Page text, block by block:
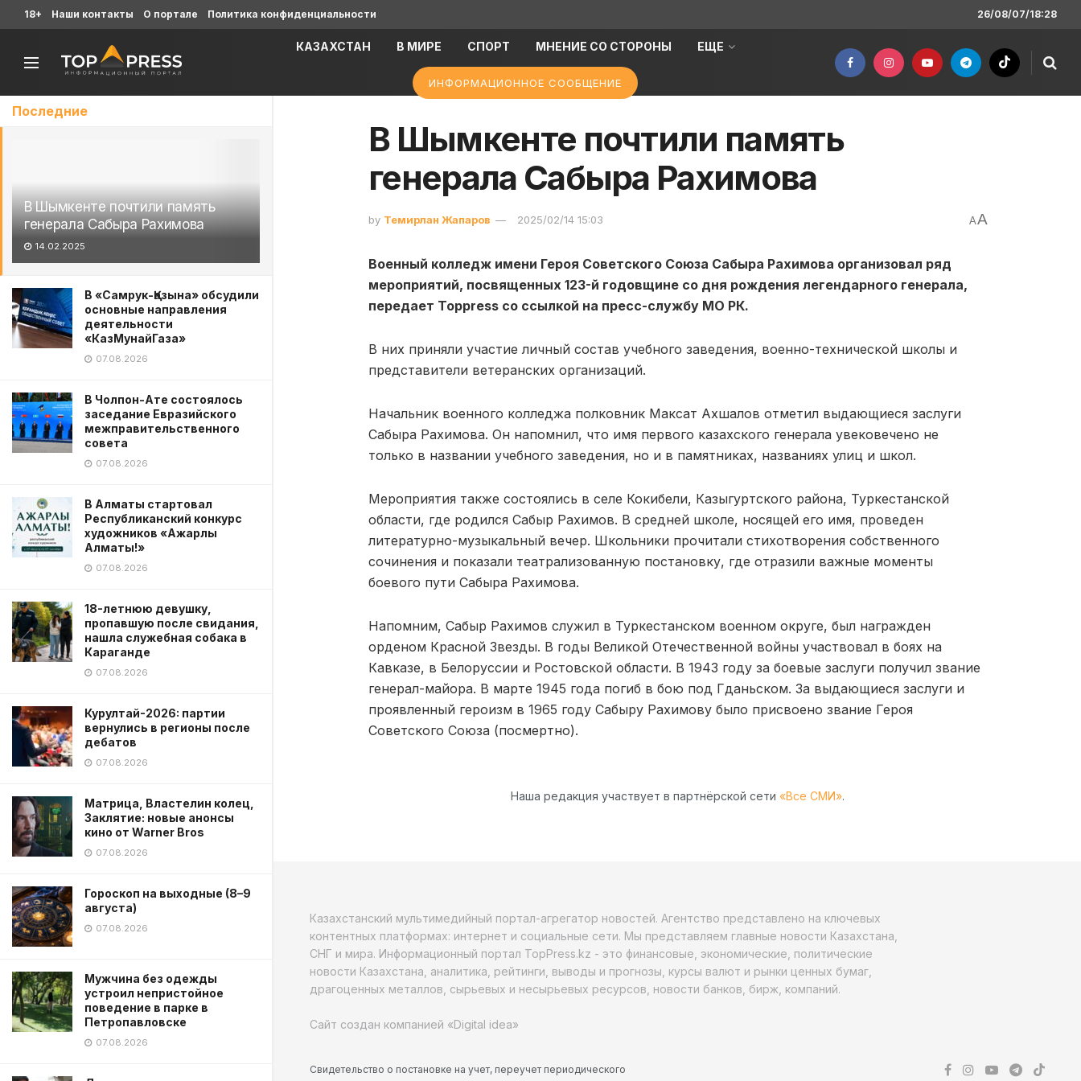
Последние
В Шымкенте почтили память
генерала Сабыра Рахимова
14.02.2025
В «Самрук-Қазына» обсудили
основные направления
деятельности
«КазМунайГаза»
07.08.2026
В Чолпон-Ате состоялось
заседание Евразийского
межправительственного
совета
07.08.2026
В Алматы стартовал
Республиканский конкурс
художников «Ажарлы
Алматы!»
07.08.2026
18-летнюю девушку,
пропавшую после свидания,
нашла служебная собака в
Караганде
07.08.2026
Курултай-2026: партии
вернулись в регионы после
дебатов
07.08.2026
Матрица, Властелин колец,
Заклятие: новые анонсы
кино от Warner Bros
07.08.2026
Гороскоп на выходные (8–9
августа)
07.08.2026
Мужчина без одежды
устроил непристойное
поведение в парке в
Петропавловске
07.08.2026
18+ Наши контакты О портале Политика конфиденциальности 26/08/07/18:28
КАЗАХСТАН В МИРЕ СПОРТ МНЕНИЕ СО СТОРОНЫ ЕЩЕ
ИНФОРМАЦИОННОЕ СООБЩЕНИЕ
В Шымкенте почтили память
генерала Сабыра Рахимова
by Темирлан Жапаров 2025/02/14 15:03 AA
Военный колледж имени Героя Советского Союза Сабыра Рахимова организовал ряд
мероприятий, посвященных 123-й годовщине со дня рождения легендарного генерала,
передает Toppress со ссылкой на пресс-службу МО РК.
В них приняли участие личный состав учебного заведения, военно-технической школы и
представители ветеранских организаций.
Начальник военного колледжа полковник Максат Ахшалов отметил выдающиеся заслуги
Сабыра Рахимова. Он напомнил, что имя первого казахского генерала увековечено не
только в названии учебного заведения, но и в памятниках, названиях улиц и школ.
Мероприятия также состоялись в селе Кокибели, Казыгуртского района, Туркестанской
области, где родился Сабыр Рахимов. В средней школе, носящей его имя, проведен
литературно-музыкальный вечер. Школьники прочитали стихотворения собственного
сочинения и показали театрализованную постановку, где отразили важные моменты
боевого пути Сабыра Рахимова.
Напомним, Сабыр Рахимов служил в Туркестанском военном округе, был награжден
орденом Красной Звезды. В годы Великой Отечественной войны участвовал в боях на
Кавказе, в Белоруссии и Ростовской области. В 1943 году за боевые заслуги получил звание
генерал-майора. В марте 1945 года погиб в бою под Гданьском. За выдающиеся заслуги и
проявленный героизм в 1965 году Сабыру Рахимову было присвоено звание Героя
Советского Союза (посмертно).
Наша редакция участвует в партнёрской сети «Все СМИ».
Казахстанский мультимедийный портал-агрегатор новостей. Агентство представлено на ключевых
контентных платформах: интернет и социальные сети. Мы представляем главные новости Казахстана,
СНГ и мира. Информационный портал TopPress.kz - это финансовые, экономические, политические
новости Казахстана, аналитика, рейтинги, выводы и прогнозы, курсы валют и рынки ценных бумаг,
драгоценных металлов, сырьевых и несырьевых ресурсов, новости банков, бирж, компаний.
Сайт создан компанией «Digital idea»
Свидетельство о постановке на учет, переучет периодического